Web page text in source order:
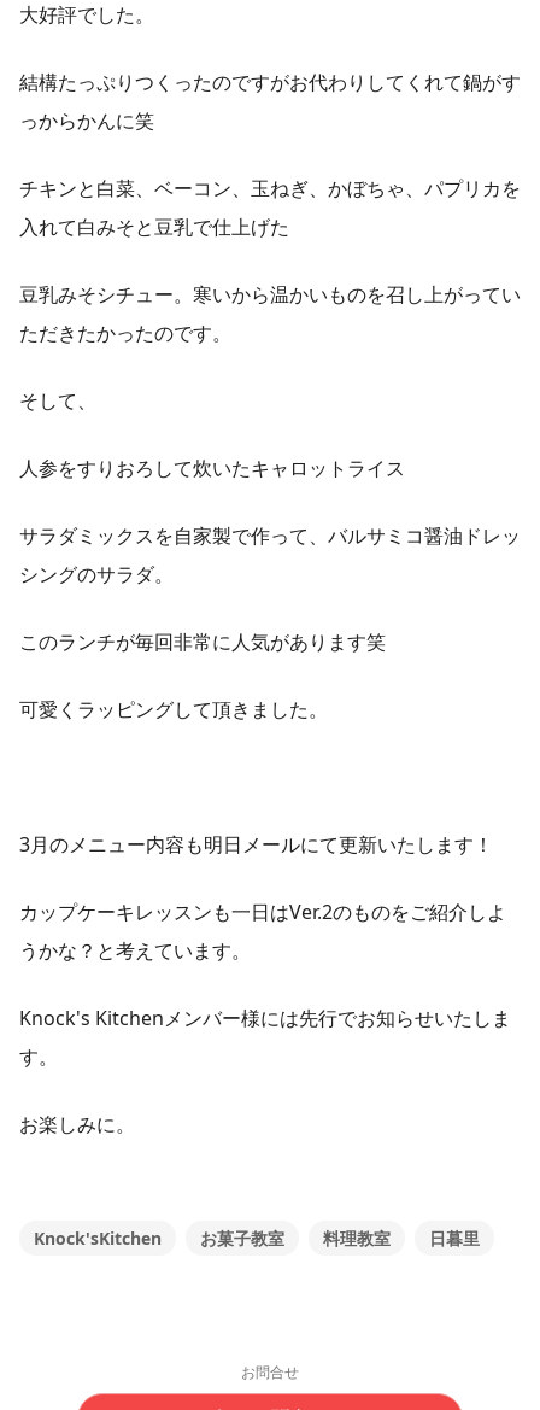
大好評でした。
結構たっぷりつくったのですがお代わりしてくれて鍋がす
っからかんに笑
チキンと白菜、ベーコン、玉ねぎ、かぼちゃ、パプリカを
入れて白みそと豆乳で仕上げた
豆乳みそシチュー。寒いから温かいものを召し上がってい
ただきたかったのです。
そして、
人参をすりおろして炊いたキャロットライス
サラダミックスを自家製で作って、バルサミコ醤油ドレッ
シングのサラダ。
このランチが毎回非常に人気があります笑
可愛くラッピングして頂きました。
3月のメニュー内容も明日メールにて更新いたします！
カップケーキレッスンも一日はVer.2のものをご紹介しよ
うかな？と考えています。
Knock's Kitchenメンバー様には先行でお知らせいたしま
す。
お楽しみに。
Knock'sKitchen お菓子教室 料理教室 日暮里
お問合せ